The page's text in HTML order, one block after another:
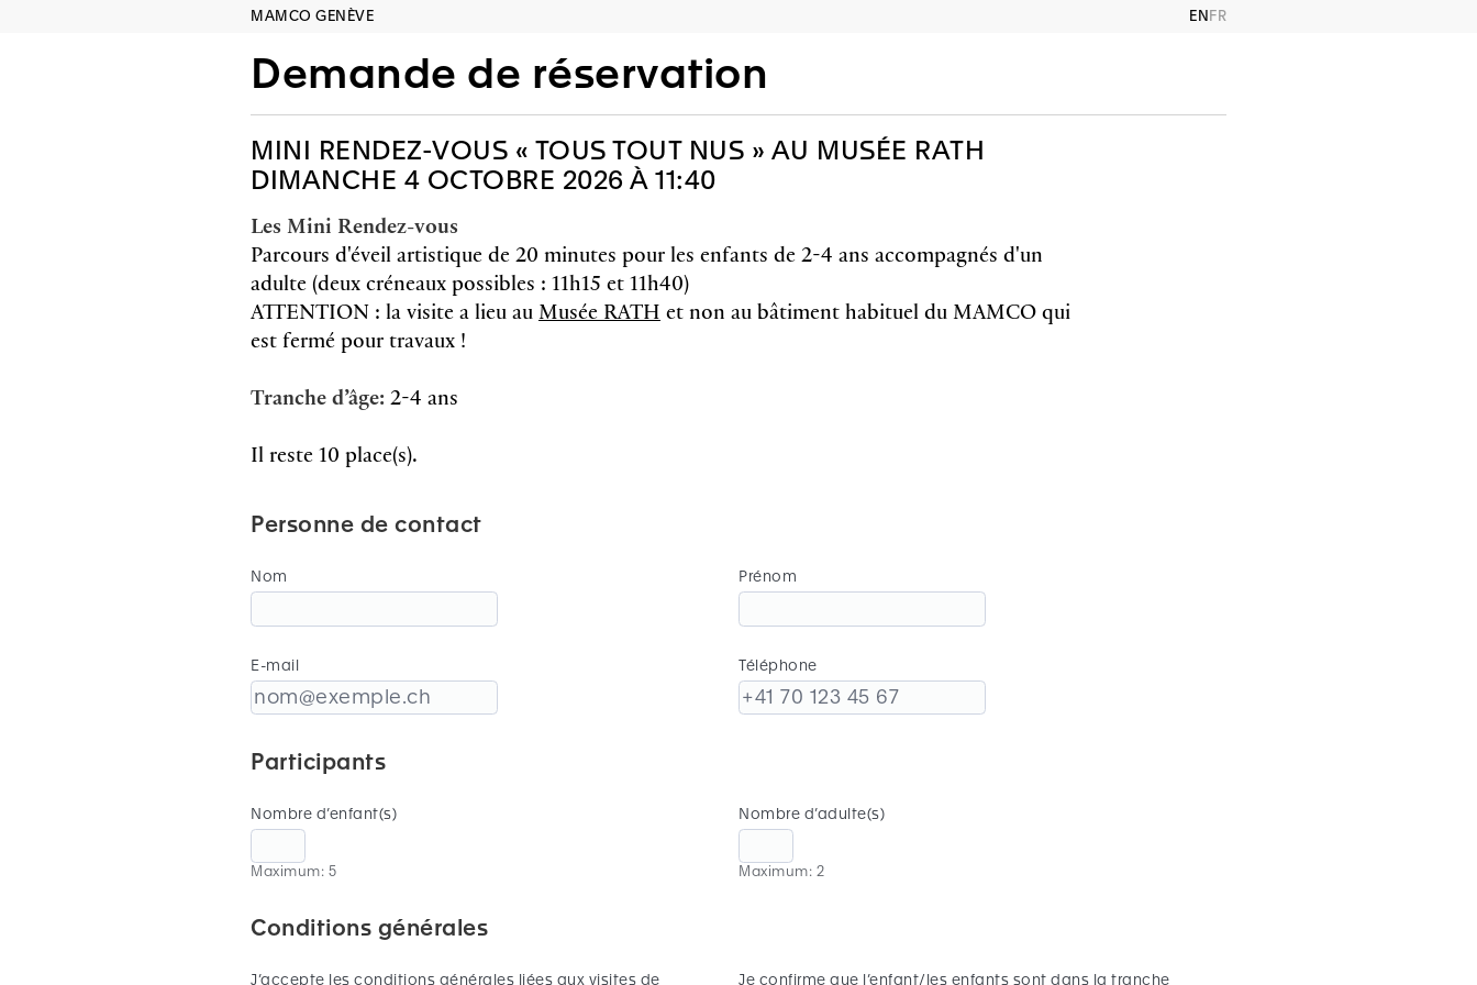
MAMCO GENÈVE FR
EN
Demande de réservation
MINI RENDEZ-VOUS « TOUS TOUT NUS » AU MUSÉE RATH
DIMANCHE 4 OCTOBRE 2026 À 11:40
Les Mini Rendez-vous
Parcours d'éveil artistique de 20 minutes pour les enfants de 2-4 ans accompagnés d'un
adulte (deux créneaux possibles : 11h15 et 11h40)
ATTENTION : la visite a lieu auMusée RATH et non au bâtiment habituel du MAMCO qui
est fermé pour travaux !
Tranche d’âge: 2-4 ans
Il reste 10 place(s).
Personne de contact
Nom Prénom
E-mail Téléphone
Participants
Nombre d’enfant(s)
Maximum: 5
Nombre d’adulte(s)
Maximum: 2
Conditions générales
J’accepte les conditions générales liées aux visites de Je confirme que l’enfant/les enfants sont dans la tranche